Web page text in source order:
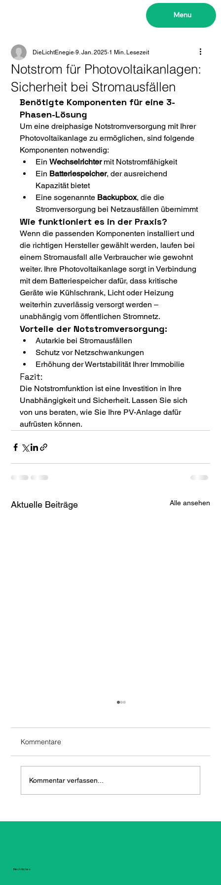
Menu
Notstrom für Photovoltaikanlagen:
Sicherheit bei Stromausfällen
DieLichtEnegie 9. Jan. 2025 1 Min. Lesezeit
Benötigte Komponenten für eine 3-
Phasen-Lösung
Um eine dreiphasige Notstromversorgung mit Ihrer
Photovoltaikanlage zu ermöglichen, sind folgende
Komponenten notwendig:
Ein Wechselrichter mit Notstromfähigkeit
Ein Batteriespeicher, der ausreichend
Kapazität bietet
Eine sogenannte Backupbox, die die
Stromversorgung bei Netzausfällen übernimmt
Wie funktioniert es in der Praxis?
Wenn die passenden Komponenten installiert und
die richtigen Hersteller gewählt werden, laufen bei
einem Stromausfall alle Verbraucher wie gewohnt
weiter. Ihre Photovoltaikanlage sorgt in Verbindung
mit dem Batteriespeicher dafür, dass kritische
Geräte wie Kühlschrank, Licht oder Heizung
weiterhin zuverlässig versorgt werden –
unabhängig vom öffentlichen Stromnetz.
Vorteile der Notstromversorgung:
Autarkie bei Stromausfällen
Schutz vor Netzschwankungen
Erhöhung der Wertstabilität Ihrer Immobilie
Fazit:
Die Notstromfunktion ist eine Investition in Ihre
Unabhängigkeit und Sicherheit. Lassen Sie sich
von uns beraten, wie Sie Ihre PV-Anlage dafür
aufrüsten können.
Aktuelle Beiträge Alle ansehen
Kommentare
Kommentar verfassen...
Rechtliches